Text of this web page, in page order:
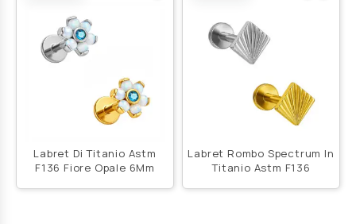
Labret Di Titanio Astm
F136 Fiore Opale 6Mm
Labret Rombo Spectrum In
Titanio Astm F136